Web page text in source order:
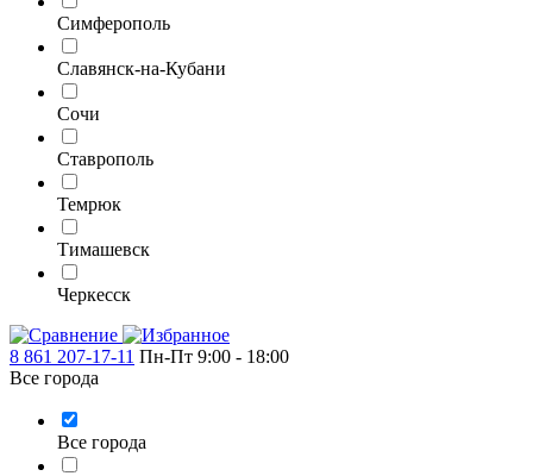
Симферополь
Славянск-на-Кубани
Сочи
Ставрополь
Темрюк
Тимашевск
Черкесск
8 861 207-17-11 Пн-Пт 9:00 - 18:00
Все города
Все города